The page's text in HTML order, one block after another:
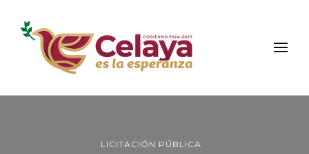
Municipio de Celaya
Portal Oficial del Municipio de Celaya
LICITACIÓN PÚBLICA